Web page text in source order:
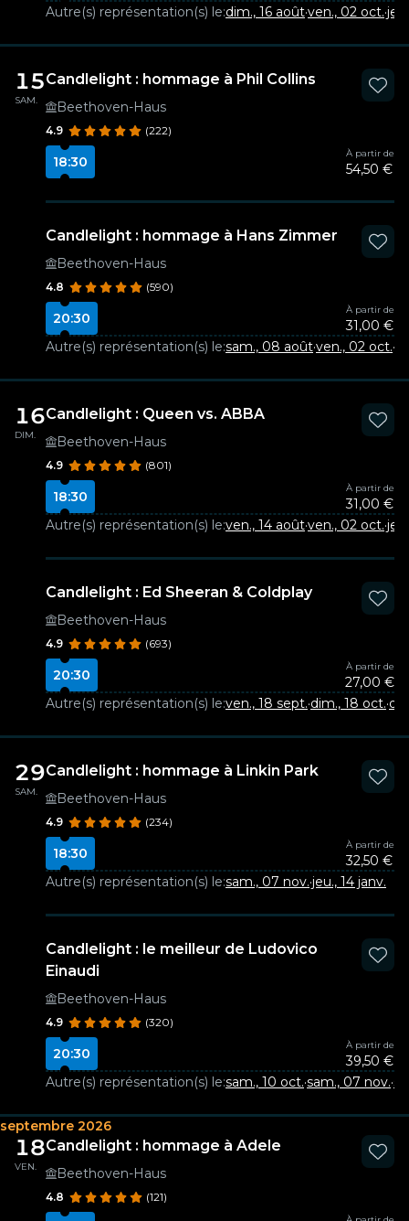
Autre(s) représentation(s) le:dim., 16 août·ven., 02 oct.·
15
SAM.
Candlelight : hommage à Phil Collins
Beethoven-Haus
4.9 (222)
18:30
À partir de
54,50 €
Candlelight : hommage à Hans Zimmer
Beethoven-Haus
4.8 (590)
20:30
À partir de
31,00 €
Autre(s) représentation(s) le:sam., 08 août·ven., 02 oct.·
16
DIM.
Candlelight : Queen vs. ABBA
Beethoven-Haus
4.9 (801)
18:30
À partir de
31,00 €
Autre(s) représentation(s) le:ven., 14 août·ven., 02 oct.·
Candlelight : Ed Sheeran & Coldplay
Beethoven-Haus
4.9 (693)
20:30
À partir de
27,00 €
Autre(s) représentation(s) le:ven., 18 sept.·dim., 18 oct.·
29
SAM.
Candlelight : hommage à Linkin Park
Beethoven-Haus
4.9 (234)
18:30
À partir de
32,50 €
Autre(s) représentation(s) le:sam., 07 nov.·jeu., 14 janv.
Candlelight : le meilleur de Ludovico
Einaudi
Beethoven-Haus
4.9 (320)
20:30
À partir de
39,50 €
Autre(s) représentation(s) le:sam., 10 oct.·sam., 07 nov.·
septembre 2026
18
VEN.
Candlelight : hommage à Adele
Beethoven-Haus
4.8 (121)